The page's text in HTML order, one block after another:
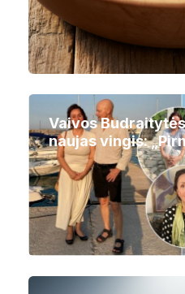
Vaivos
naujas vingis: